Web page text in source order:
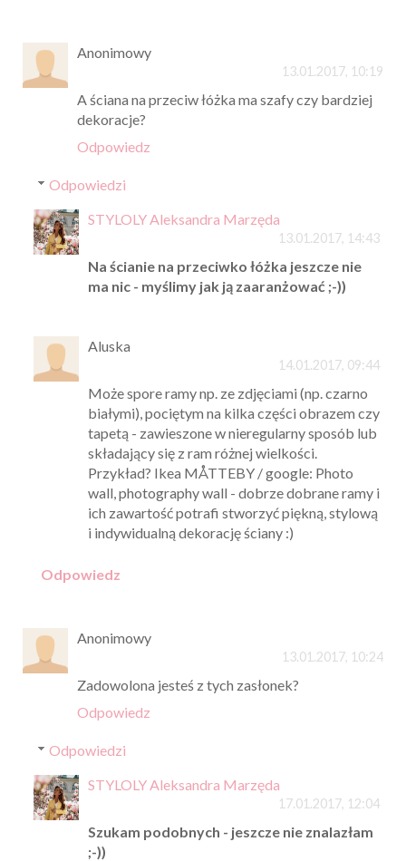
Anonimowy
13.01.2017, 10:19
A ściana na przeciw łóżka ma szafy czy bardziej
dekoracje?
Odpowiedz
Odpowiedzi
STYLOLY Aleksandra Marzęda
13.01.2017, 14:43
Na ścianie na przeciwko łóżka jeszcze nie
ma nic - myślimy jak ją zaaranżować ;-))
Aluska
14.01.2017, 09:44
Może spore ramy np. ze zdjęciami (np. czarno
białymi), pociętym na kilka części obrazem czy
tapetą - zawieszone w nieregularny sposób lub
składający się z ram różnej wielkości.
Przykład? Ikea MÅTTEBY / google: Photo
wall, photography wall - dobrze dobrane ramy i
ich zawartość potrafi stworzyć piękną, stylową
i indywidualną dekorację ściany :)
Odpowiedz
Anonimowy
13.01.2017, 10:24
Zadowolona jesteś z tych zasłonek?
Odpowiedz
Odpowiedzi
STYLOLY Aleksandra Marzęda
17.01.2017, 12:04
Szukam podobnych - jeszcze nie znalazłam
;-))